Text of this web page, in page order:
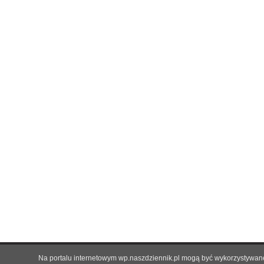
Na portalu internetowym wp.naszdziennik.pl mogą być